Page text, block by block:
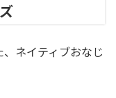
ネイティブおなじ